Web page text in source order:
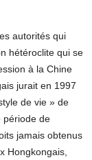
autorités qui
hétéroclite qui se
à la Chine
jurait en 1997
de vie » de
période de
jamais obtenus
Hongkongais,